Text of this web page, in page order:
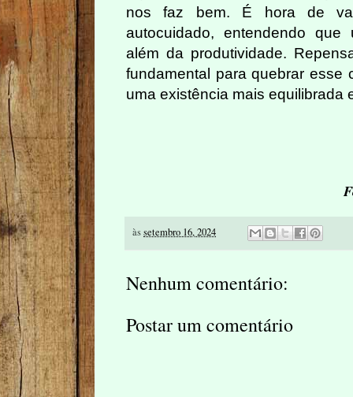
nos faz bem. É hora de
autocuidado, entendendo
além da produtividade.
fundamental para quebrar esse
uma existência mais equilibrada
àssetembro 16, 2024
Nenhum comentário:
Postar um comentário